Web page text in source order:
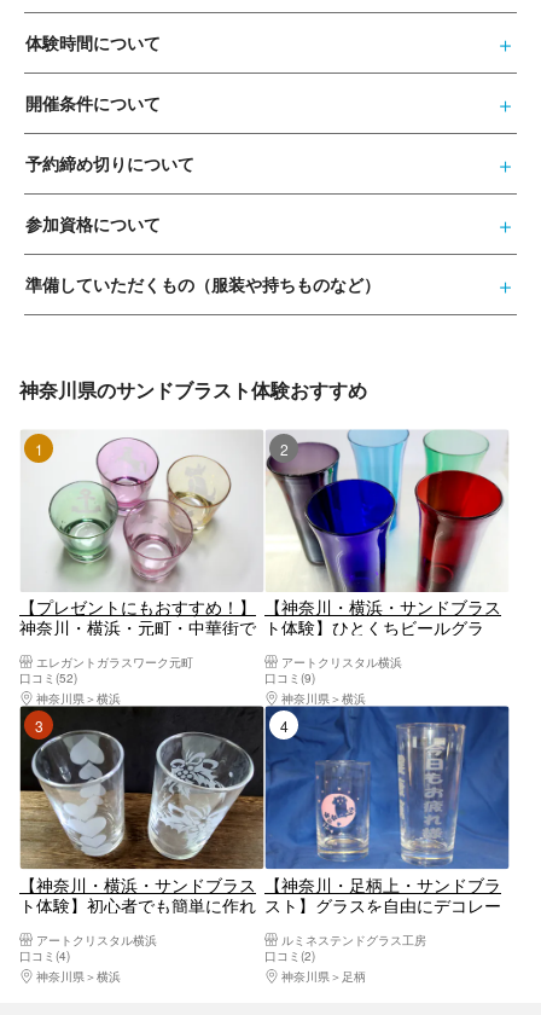
体験時間について
開催条件について
予約締め切りについて
参加資格について
準備していただくもの（服装や持ちものなど）
神奈川県のサンドブラスト体験おすすめ
1位
【プレゼントにもおすすめ！】
神奈川・横浜・元町・中華街で
リジナルグラスを作ろう
エレガントガラスワーク元町
口コミ(52)
神奈川県
横浜
2位
【神奈川・横浜・サンドブラス
ト体験】ひとくちビールグラ
の彫刻を。色を選べるのでペア
グラスを作るのもおすすめ！
アートクリスタル横浜
口コミ(9)
神奈川県
横浜
3位
【神奈川・横浜・サンドブラス
ト体験】初心者でも簡単に作れ
刻して自由に可愛くアレンジし
てみよう
アートクリスタル横浜
口コミ(4)
神奈川県
横浜
4位
【神奈川・足柄上・サンドブラ
スト】グラスを自由にデコレー
ト体験
ルミネステンドグラス工房
口コミ(2)
神奈川県
足柄